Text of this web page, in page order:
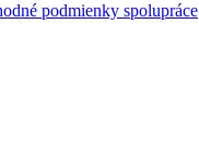
podmienky spolupráce